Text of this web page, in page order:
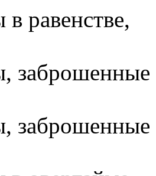
равенстве,
заброшенные
заброшенные